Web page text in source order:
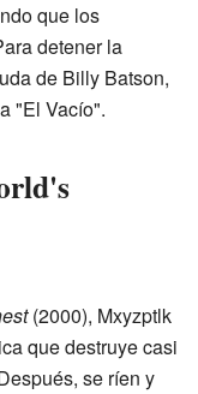
que los
detener la
de Billy Batson,
"El Vacío".
(2000), Mxyzptlk
que destruye casi
se ríen y